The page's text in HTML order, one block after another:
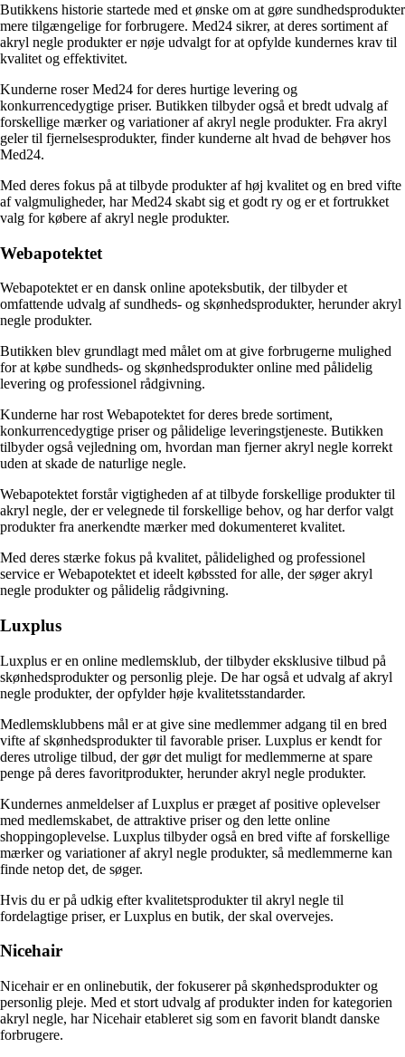
Butikkens historie startede med et ønske om at gøre sundhedsprodukter
mere tilgængelige for forbrugere. Med24 sikrer, at deres sortiment af
akryl negle produkter er nøje udvalgt for at opfylde kundernes krav til
kvalitet og effektivitet.
Kunderne roser Med24 for deres hurtige levering og
konkurrencedygtige priser. Butikken tilbyder også et bredt udvalg af
forskellige mærker og variationer af akryl negle produkter. Fra akryl
geler til fjernelsesprodukter, finder kunderne alt hvad de behøver hos
Med24.
Med deres fokus på at tilbyde produkter af høj kvalitet og en bred vifte
af valgmuligheder, har Med24 skabt sig et godt ry og er et fortrukket
valg for købere af akryl negle produkter.
Webapotektet
Webapotektet er en dansk online apoteksbutik, der tilbyder et
omfattende udvalg af sundheds- og skønhedsprodukter, herunder akryl
negle produkter.
Butikken blev grundlagt med målet om at give forbrugerne mulighed
for at købe sundheds- og skønhedsprodukter online med pålidelig
levering og professionel rådgivning.
Kunderne har rost Webapotektet for deres brede sortiment,
konkurrencedygtige priser og pålidelige leveringstjeneste. Butikken
tilbyder også vejledning om, hvordan man fjerner akryl negle korrekt
uden at skade de naturlige negle.
Webapotektet forstår vigtigheden af at tilbyde forskellige produkter til
akryl negle, der er velegnede til forskellige behov, og har derfor valgt
produkter fra anerkendte mærker med dokumenteret kvalitet.
Med deres stærke fokus på kvalitet, pålidelighed og professionel
service er Webapotektet et ideelt købssted for alle, der søger akryl
negle produkter og pålidelig rådgivning.
Luxplus
Luxplus er en online medlemsklub, der tilbyder eksklusive tilbud på
skønhedsprodukter og personlig pleje. De har også et udvalg af akryl
negle produkter, der opfylder høje kvalitetsstandarder.
Medlemsklubbens mål er at give sine medlemmer adgang til en bred
vifte af skønhedsprodukter til favorable priser. Luxplus er kendt for
deres utrolige tilbud, der gør det muligt for medlemmerne at spare
penge på deres favoritprodukter, herunder akryl negle produkter.
Kundernes anmeldelser af Luxplus er præget af positive oplevelser
med medlemskabet, de attraktive priser og den lette online
shoppingoplevelse. Luxplus tilbyder også en bred vifte af forskellige
mærker og variationer af akryl negle produkter, så medlemmerne kan
finde netop det, de søger.
Hvis du er på udkig efter kvalitetsprodukter til akryl negle til
fordelagtige priser, er Luxplus en butik, der skal overvejes.
Nicehair
Nicehair er en onlinebutik, der fokuserer på skønhedsprodukter og
personlig pleje. Med et stort udvalg af produkter inden for kategorien
akryl negle, har Nicehair etableret sig som en favorit blandt danske
forbrugere.